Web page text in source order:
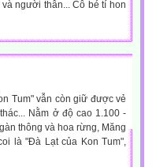
người thân... Cô bé tí hon
Tum" vẫn còn giữ được vẻ
Nằm ở độ cao 1.100 -
thông và hoa rừng, Măng
là "Đà Lạt của Kon Tum",